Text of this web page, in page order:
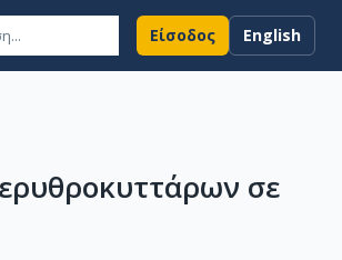
Είσοδος English
σε